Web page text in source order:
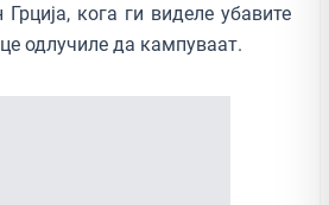
кога ги виделе убавите
одлучиле да кампуваат.